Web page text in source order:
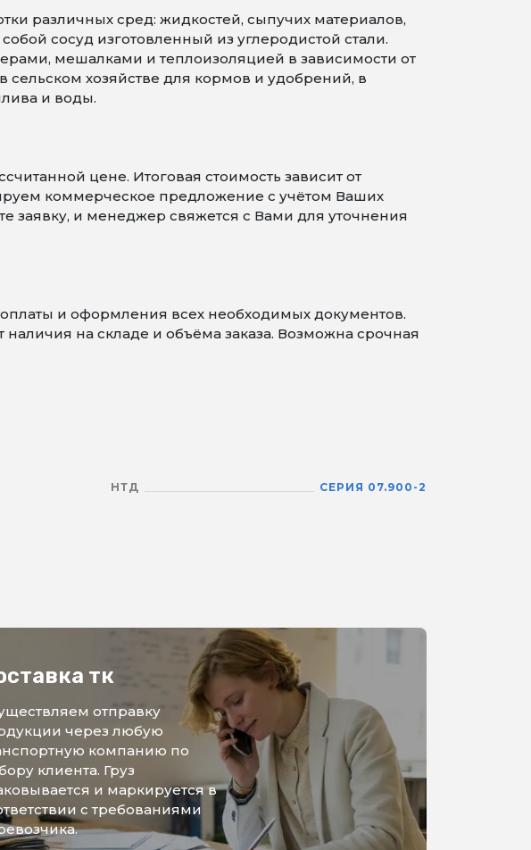
различных сред: жидкостей, сыпучих материалов,
сосуд изготовленный из углеродистой стали.
мешалками и теплоизоляцией в зависимости от
хозяйстве для кормов и удобрений, в
и воды.
цене. Итоговая стоимость зависит от
коммерческое предложение с учётом Ваших
заявку, и менеджер свяжется с Вами для уточнения
и оформления всех необходимых документов.
на складе и объёма заказа. Возможна срочная
НТД СЕРИЯ 07.900-2
тк
отправку
через любую
компанию по
клиента. Груз
и маркируется в
с требованиями